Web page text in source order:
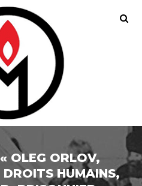
OLEG ORLOV,
DROITS HUMAINS,